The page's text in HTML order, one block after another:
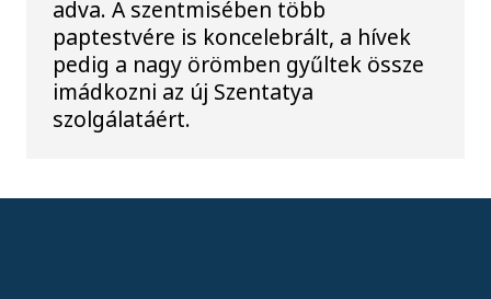
adva. A szentmisében több
paptestvére is koncelebrált, a hívek
pedig a nagy örömben gyűltek össze
imádkozni az új Szentatya
szolgálatáért.